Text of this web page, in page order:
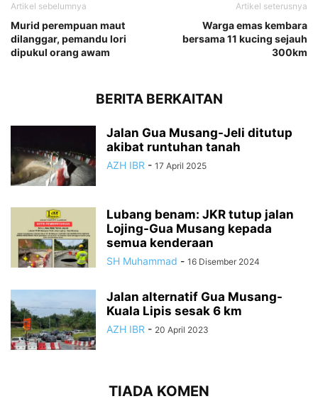
Artikel sebelumnya
Murid perempuan maut
dilanggar, pemandu lori
dipukul orang awam
Artikel seterusnya
Warga emas kembara
bersama 11 kucing sejauh
300km
BERITA BERKAITAN
Jalan Gua Musang-Jeli ditutup
akibat runtuhan tanah
AZH IBR - 17 April 2025
Lubang benam: JKR tutup jalan
Lojing-Gua Musang kepada
semua kenderaan
SH Muhammad - 16 Disember 2024
Jalan alternatif Gua Musang-
Kuala Lipis sesak 6 km
AZH IBR - 20 April 2023
TIADA KOMEN